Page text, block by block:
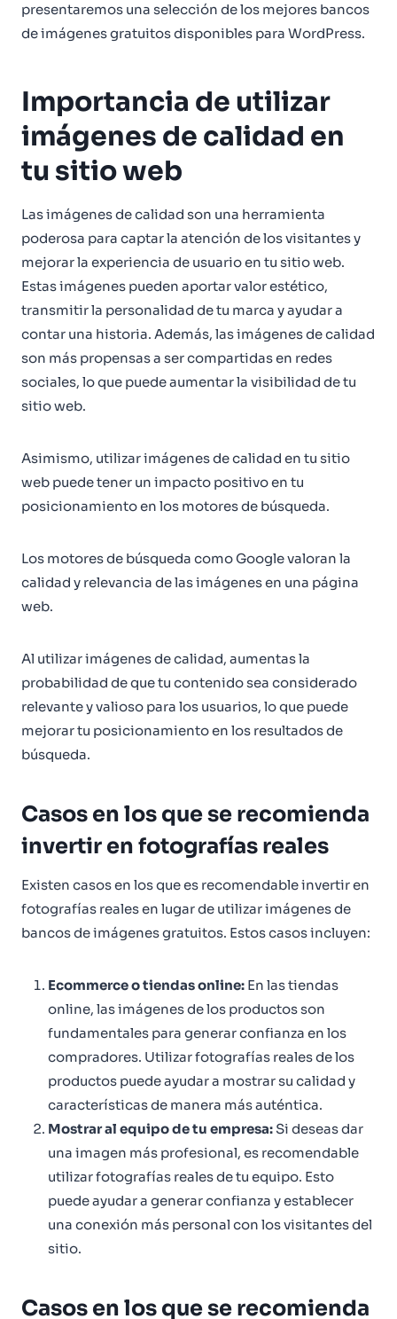
presentaremos una selección de los mejores bancos
de imágenes gratuitos disponibles para WordPress.
Importancia de utilizar
imágenes de calidad en
tu sitio web
Las imágenes de calidad son una herramienta
poderosa para captar la atención de los visitantes y
mejorar la experiencia de usuario en tu sitio web.
Estas imágenes pueden aportar valor estético,
transmitir la personalidad de tu marca y ayudar a
contar una historia. Además, las imágenes de calidad
son más propensas a ser compartidas en redes
sociales, lo que puede aumentar la visibilidad de tu
sitio web.
Asimismo, utilizar imágenes de calidad en tu sitio
web puede tener un impacto positivo en tu
posicionamiento en los motores de búsqueda.
Los motores de búsqueda como Google valoran la
calidad y relevancia de las imágenes en una página
web.
Al utilizar imágenes de calidad, aumentas la
probabilidad de que tu contenido sea considerado
relevante y valioso para los usuarios, lo que puede
mejorar tu posicionamiento en los resultados de
búsqueda.
Casos en los que se recomienda
invertir en fotografías reales
Existen casos en los que es recomendable invertir en
fotografías reales en lugar de utilizar imágenes de
bancos de imágenes gratuitos. Estos casos incluyen:
Ecommerce o tiendas online:En las tiendas
online, las imágenes de los productos son
fundamentales para generar confianza en los
compradores. Utilizar fotografías reales de los
productos puede ayudar a mostrar su calidad y
características de manera más auténtica.
Mostrar al equipo de tu empresa:Si deseas dar
una imagen más profesional, es recomendable
utilizar fotografías reales de tu equipo. Esto
puede ayudar a generar confianza y establecer
una conexión más personal con los visitantes del
sitio.
Casos en los que se recomienda